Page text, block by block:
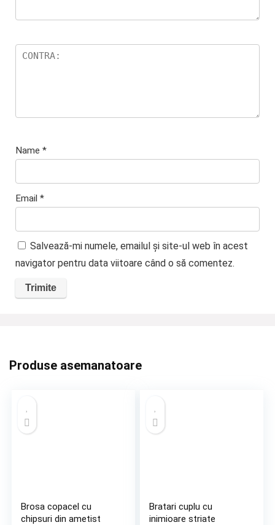
Name *
Email *
Salvează-mi numele, emailul și site-ul web în acest
navigator pentru data viitoare când o să comentez.
Produse asemanatoare
Brosa copacel cu
chipsuri din ametist
Bratari cuplu cu
inimioare striate